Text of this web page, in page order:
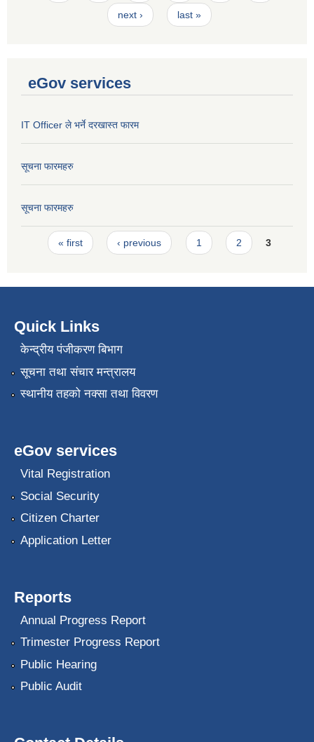
next › last »
eGov services
IT Officer ले भर्ने दरखास्त फारम
सूचना फारमहरु
सूचना फारमहरु
Pages
« first ‹ previous 1 2 3
Quick Links
केन्द्रीय पंजीकरण बिभाग
सूचना तथा संचार मन्त्रालय
स्थानीय तहको नक्सा तथा विवरण
eGov services
Vital Registration
Social Security
Citizen Charter
Application Letter
Reports
Annual Progress Report
Trimester Progress Report
Public Hearing
Public Audit